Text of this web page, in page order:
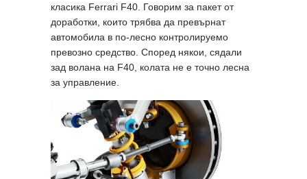
класика Ferrari F40. Говорим за пакет от
доработки, които трябва да превърнат
автомобила в по-лесно контролируемо
превозно средство. Според някои, сядали
зад волана на F40, колата не е точно лесна
за управление.